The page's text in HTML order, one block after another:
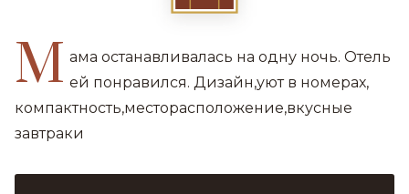
М ама останавливалась на одну ночь. Отель
ей понравился. Дизайн,уют в номерах,
компактность,месторасположение,вкусные
завтраки